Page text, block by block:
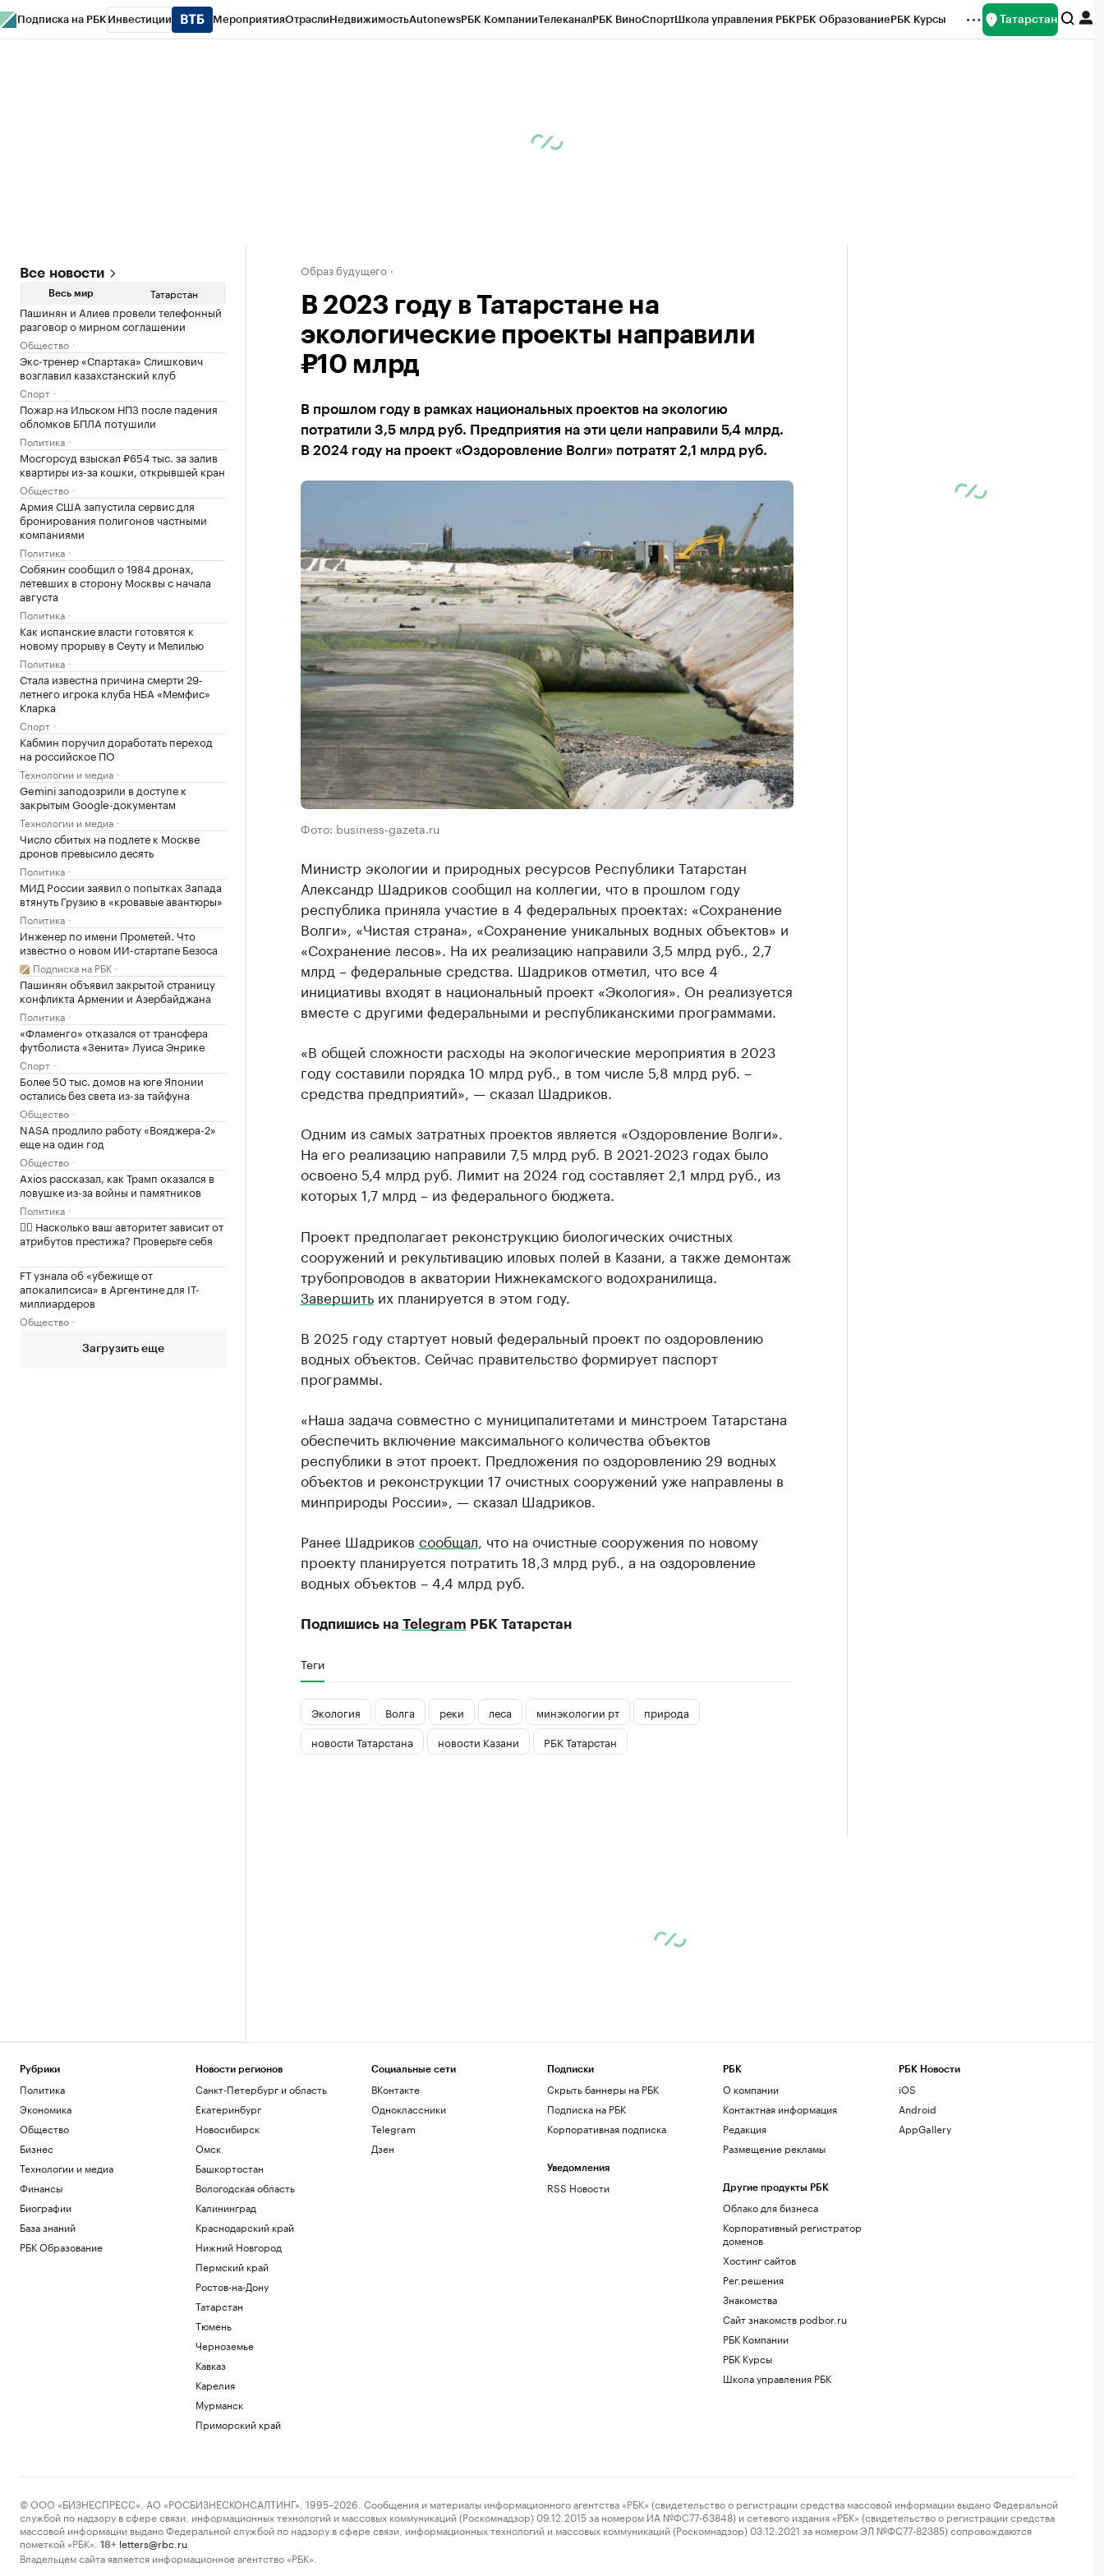
Подписка на РБК Инвестиции МероприятияОтраслиНедвижимостьAutonewsРБК КомпанииТелеканалРБК ВиноСпортШкола управления РБКРБК ОбразованиеРБК Курсы Татарстан
Все новости
Весь мир Татарстан
Пашинян и Алиев провели телефонный
разговор о мирном соглашении
Общество
Экс-тренер «Спартака» Слишкович
возглавил казахстанский клуб
Спорт
Пожар на Ильском НПЗ после падения
обломков БПЛА потушили
Политика
Мосгорсуд взыскал ₽654 тыс. за залив
квартиры из-за кошки, открывшей кран
Общество
Армия США запустила сервис для
бронирования полигонов частными
компаниями
Политика
Собянин сообщил о 1984 дронах,
летевших в сторону Москвы с начала
августа
Политика
Как испанские власти готовятся к
новому прорыву в Сеуту и Мелилью
Политика
Стала известна причина смерти 29-
летнего игрока клуба НБА «Мемфис»
Кларка
Спорт
Кабмин поручил доработать переход
на российское ПО
Технологии и медиа
Gemini заподозрили в доступе к
закрытым Google-документам
Технологии и медиа
Число сбитых на подлете к Москве
дронов превысило десять
Политика
МИД России заявил о попытках Запада
втянуть Грузию в «кровавые авантюры»
Политика
Инженер по имени Прометей. Что
известно о новом ИИ-стартапе Безоса
Подписка на РБК
Пашинян объявил закрытой страницу
конфликта Армении и Азербайджана
Политика
«Фламенго» отказался от трансфера
футболиста «Зенита» Луиса Энрике
Спорт
Более 50 тыс. домов на юге Японии
остались без света из-за тайфуна
Общество
NASA продлило работу «Вояджера-2»
еще на один год
Общество
Axios рассказал, как Трамп оказался в
ловушке из-за войны и памятников
Политика
✍🏻 Насколько ваш авторитет зависит от
атрибутов престижа? Проверьте себя
FT узнала об «убежище от
апокалипсиса» в Аргентине для IT-
миллиардеров
Общество
Загрузить еще
Образ будущего
В 2023 году в Татарстане на
экологические проекты направили
₽10 млрд
В прошлом году в рамках национальных проектов на экологию
потратили 3,5 млрд руб. Предприятия на эти цели направили 5,4 млрд.
В 2024 году на проект «Оздоровление Волги» потратят 2,1 млрд руб.
Фото: business-gazeta.ru
Министр экологии и природных ресурсов Республики Татарстан
Александр Шадриков сообщил на коллегии, что в прошлом году
республика приняла участие в 4 федеральных проектах: «Сохранение
Волги», «Чистая страна», «Сохранение уникальных водных объектов» и
«Сохранение лесов». На их реализацию направили 3,5 млрд руб., 2,7
млрд – федеральные средства. Шадриков отметил, что все 4
инициативы входят в национальный проект «Экология». Он реализуется
вместе с другими федеральными и республиканскими программами.
«В общей сложности расходы на экологические мероприятия в 2023
году составили порядка 10 млрд руб., в том числе 5,8 млрд руб. –
средства предприятий», — сказал Шадриков.
Одним из самых затратных проектов является «Оздоровление Волги».
На его реализацию направили 7,5 млрд руб. В 2021-2023 годах было
освоено 5,4 млрд руб. Лимит на 2024 год составляет 2,1 млрд руб., из
которых 1,7 млрд – из федерального бюджета.
Проект предполагает реконструкцию биологических очистных
сооружений и рекультивацию иловых полей в Казани, а также демонтаж
трубопроводов в акватории Нижнекамского водохранилища.
Завершитьих планируется в этом году.
В 2025 году стартует новый федеральный проект по оздоровлению
водных объектов. Сейчас правительство формирует паспорт
программы.
«Наша задача совместно с муниципалитетами и минстроем Татарстана
обеспечить включение максимального количества объектов
республики в этот проект. Предложения по оздоровлению 29 водных
объектов и реконструкции 17 очистных сооружений уже направлены в
минприроды России», — сказал Шадриков.
Ранее Шадриков сообщал , что на очистные сооружения по новому
проекту планируется потратить 18,3 млрд руб., а на оздоровление
водных объектов – 4,4 млрд руб.
Подпишись на Telegram РБК Татарстан
Теги
Экология Волга реки леса минэкологии рт
природа
новости Татарстана
новости Казани РБК Татарстан
Рубрики
Политика
Экономика
Общество
Бизнес
Технологии и медиа
Финансы
Биографии
База знаний
РБК Образование
Новости регионов
Санкт-Петербург и область
Екатеринбург
Новосибирск
Омск
Башкортостан
Вологодская область
Калининград
Краснодарский край
Нижний Новгород
Пермский край
Ростов-на-Дону
Татарстан
Тюмень
Черноземье
Кавказ
Карелия
Мурманск
Приморский край
Социальные сети
ВКонтакте
Одноклассники
Telegram
Дзен
Подписки
Скрыть баннеры на РБК
Подписка на РБК
Корпоративная подписка
Уведомления
RSS Новости
РБК
О компании
Контактная информация
Редакция
Размещение рекламы
Другие продукты РБК
Облако для бизнеса
Корпоративный регистратор
доменов
Хостинг сайтов
Рег.решения
Знакомства
Сайт знакомств podbor.ru
РБК Компании
РБК Курсы
Школа управления РБК
РБК Новости
iOS
Android
AppGallery
© ООО «БИЗНЕСПРЕСС», АО «РОСБИЗНЕСКОНСАЛТИНГ», 1995–2026. Сообщения и материалы информационного агентства «РБК» (свидетельство о регистрации средства массовой информации выдано Федеральной
службой по надзору в сфере связи, информационных технологий и массовых коммуникаций (Роскомнадзор) 09.12.2015 за номером ИА №ФС77-63848) и сетевого издания «РБК» (свидетельство о регистрации средства
массовой информации выдано Федеральной службой по надзору в сфере связи, информационных технологий и массовых коммуникаций (Роскомнадзор) 03.12.2021 за номером ЭЛ №ФС77-82385) сопровождаются
пометкой «РБК».
18+ letters@rbc.ru
Владельцем сайта является информационное агентство «РБК».